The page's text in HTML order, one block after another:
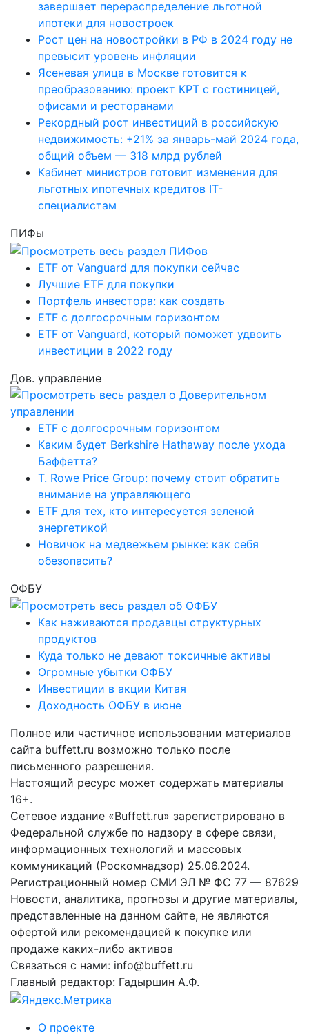
завершает перераспределение льготной
ипотеки для новостроек
Рост цен на новостройки в РФ в 2024 году не
превысит уровень инфляции
Ясеневая улица в Москве готовится к
преобразованию: проект КРТ с гостиницей,
офисами и ресторанами
Рекордный рост инвестиций в российскую
недвижимость: +21% за январь-май 2024 года,
общий объем — 318 млрд рублей
Кабинет министров готовит изменения для
льготных ипотечных кредитов IT-
специалистам
ПИФы
ETF от Vanguard для покупки сейчас
Лучшие ETF для покупки
Портфель инвестора: как создать
ETF с долгосрочным горизонтом
ETF от Vanguard, который поможет удвоить
инвестиции в 2022 году
Дов. управление
ETF с долгосрочным горизонтом
Каким будет Berkshire Hathaway после ухода
Баффетта?
T. Rowe Price Group: почему стоит обратить
внимание на управляющего
ETF для тех, кто интересуется зеленой
энергетикой
Новичок на медвежьем рынке: как себя
обезопасить?
ОФБУ
Как наживаются продавцы структурных
продуктов
Куда только не девают токсичные активы
Огромные убытки ОФБУ
Инвестиции в акции Китая
Доходность ОФБУ в июне
Полное или частичное использовании материалов
сайта buffett.ru возможно только после
письменного разрешения.
Настоящий ресурс может содержать материалы
16+.
Сетевое издание «Buffett.ru» зарегистрировано в
Федеральной службе по надзору в сфере связи,
информационных технологий и массовых
коммуникаций (Роскомнадзор) 25.06.2024.
Регистрационный номер СМИ ЭЛ № ФС 77 — 87629
Новости, аналитика, прогнозы и другие материалы,
представленные на данном сайте, не являются
офертой или рекомендацией к покупке или
продаже каких-либо активов
Связаться с нами: info@buffett.ru
Главный редактор: Гадыршин А.Ф.
О проекте